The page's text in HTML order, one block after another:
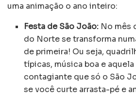
uma animação o ano inteiro:
Festa de São João: No mês
do Norte se transforma
de primeira! Ou seja,
típicas, música boa e
contagiante que só o São
se você curte arrasta-pé e